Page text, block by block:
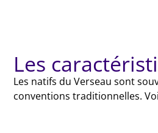
Les
Les natifs du Verseau sont
conventions traditionnelles.